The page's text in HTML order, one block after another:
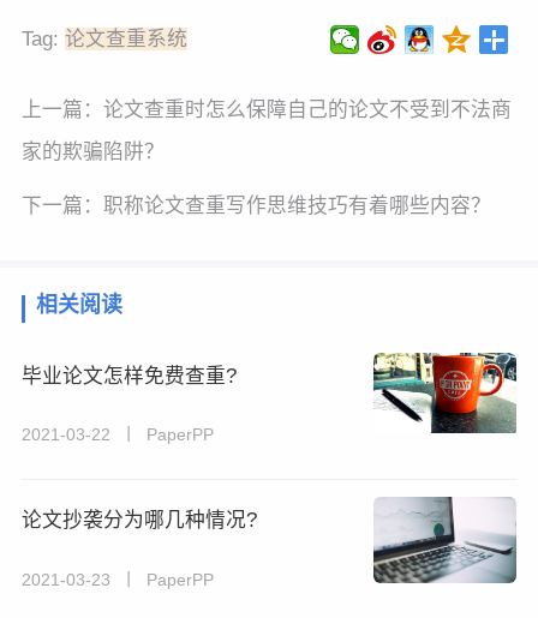
Tag: 论文查重系统
上一篇： 论文查重时怎么保障自己的论文不受到不法商
家的欺骗陷阱？
下一篇： 职称论文查重写作思维技巧有着哪些内容？
相关阅读
毕业论文怎样免费查重?
2021-03-22 丨 PaperPP
论文抄袭分为哪几种情况?
2021-03-23 丨 PaperPP